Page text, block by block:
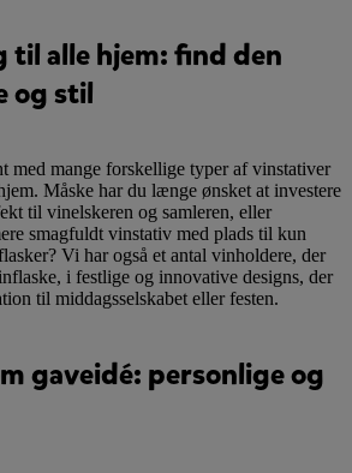
alle hjem: find den
og stil
med mange forskellige typer af vinstativer
Måske har du længe ønsket at investere
til vinelskeren og samleren, eller
smagfuldt vinstativ med plads til kun
Vi har også et antal vinholdere, der
i festlige og innovative designs, der
til middagsselskabet eller festen.
gaveidé: personlige og